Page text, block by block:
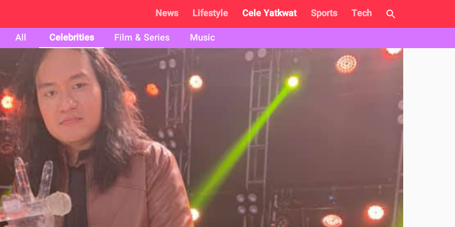
News Lifestyle Cele Yatkwat Sports
Tech
All
Celebrities Film & Series Music